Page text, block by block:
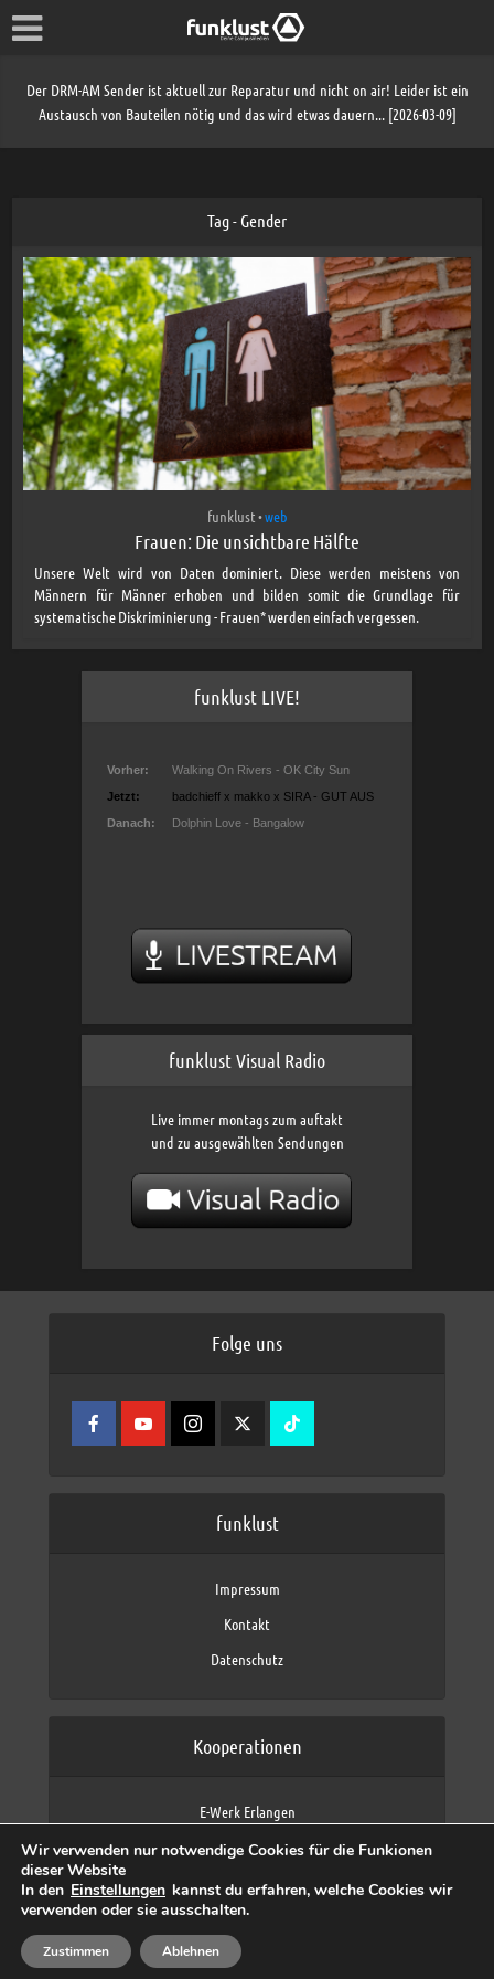
Der DRM-AM Sender ist aktuell zur Reparatur und nicht on air! Leider ist ein
Austausch von Bauteilen nötig und das wird etwas dauern... [2026-03-09]
Tag - Gender
funklust•web
Frauen: Die unsichtbare Hälfte
Unsere Welt wird von Daten dominiert. Diese werden meistens von
Männern für Männer erhoben und bilden somit die Grundlage für
systematische Diskriminierung - Frauen* werden einfach vergessen.
funklust LIVE!
funklust Visual Radio
Live immer montags zum auftakt
und zu ausgewählten Sendungen
Folge uns
funklust
Impressum
Kontakt
Datenschutz
Kooperationen
E-Werk Erlangen
Fraunhofer IIS
max neo (AFK max)
Copyright © 2026 by funklust, FAU
Wir verwenden nur notwendige Cookies für die Funkionen
dieser Website
In den Einstellungen kannst du erfahren, welche Cookies wir
verwenden oder sie ausschalten.
Zustimmen Ablehnen